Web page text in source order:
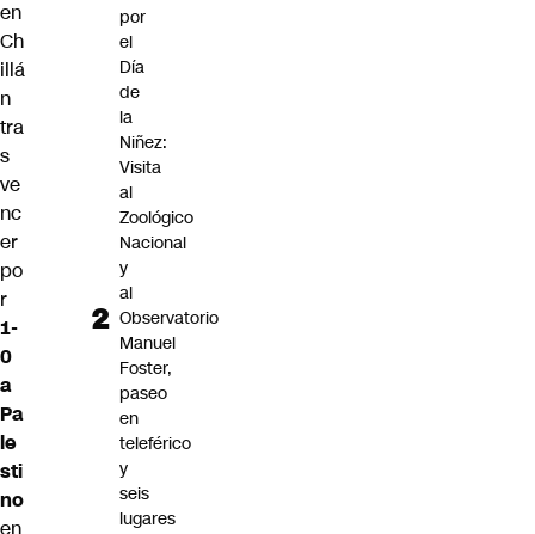
en
Ch
illá
n
tra
s
ve
nc
er
po
r
1-
0
a
Pa
le
sti
no
por
el
Día
de
la
Niñez:
Visita
al
Zoológico
Nacional
y
al
Observatorio
Manuel
Foster,
paseo
en
teleférico
y
seis
lugares